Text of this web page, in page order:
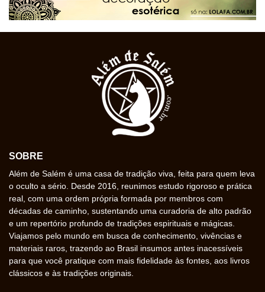
SOBRE
Além de Salém é uma casa de tradição viva, feita para quem leva
o oculto a sério. Desde 2016, reunimos estudo rigoroso e prática
real, com uma ordem própria formada por membros com
décadas de caminho, sustentando uma curadoria de alto padrão
e um repertório profundo de tradições espirituais e mágicas.
Viajamos pelo mundo em busca de conhecimento, vivências e
materiais raros, trazendo ao Brasil insumos antes inacessíveis
para que você pratique com mais fidelidade às fontes, aos livros
clássicos e às tradições originais.